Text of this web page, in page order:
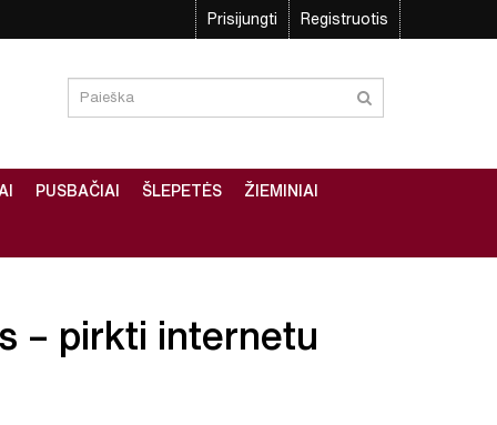
Prisijungti Registruotis
PUSBAČIAI ŠLEPETĖS ŽIEMINIAI
– pirkti internetu